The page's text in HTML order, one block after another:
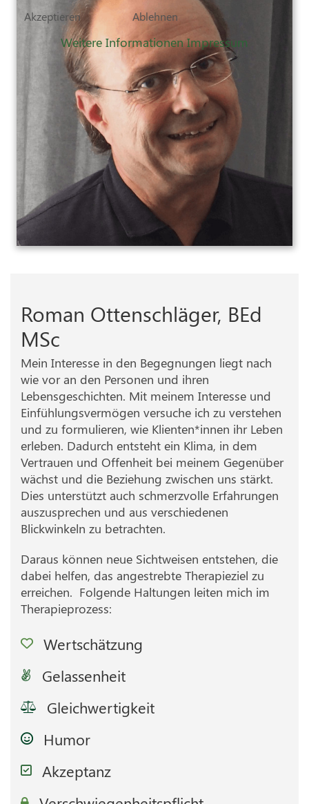
Roman Ottenschläger, BEd
MSc
Mein Interesse in den Begegnungen liegt nach
wie vor an den Personen und ihren
Lebensgeschichten. Mit meinem Interesse und
Einfühlungsvermögen versuche ich zu verstehen
und zu formulieren, wie Klienten*innen ihr Leben
erleben. Dadurch entsteht ein Klima, in dem
Vertrauen und Offenheit bei meinem Gegenüber
wächst und die Beziehung zwischen uns stärkt.
Dies unterstützt auch schmerzvolle Erfahrungen
auszusprechen und aus verschiedenen
Blickwinkeln zu betrachten.
Daraus können neue Sichtweisen entstehen, die
dabei helfen, das angestrebte Therapieziel zu
erreichen. Folgende Haltungen leiten mich im
Therapieprozess:
Wertschätzung
Gelassenheit
Gleichwertigkeit
Humor
Akzeptanz
Akzeptieren Ablehnen
Weitere Informationen Impressum